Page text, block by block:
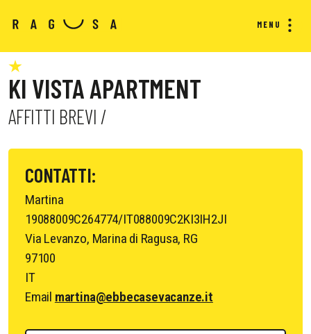
MENU
KI VISTA APARTMENT
AFFITTI BREVI /
CONTATTI:
Martina
19088009C264774/IT088009C2KI3IH2JI
Via Levanzo, Marina di Ragusa, RG
97100
IT
Email martina@ebbecasevacanze.it